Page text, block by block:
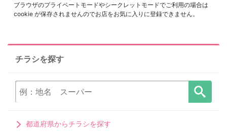
ブラウザのプライベートモードやシークレットモードでご利用の場合は
cookie が保存されませんのでお店をお気に入りに登録できません。
チラシを探す
都道府県からチラシを探す